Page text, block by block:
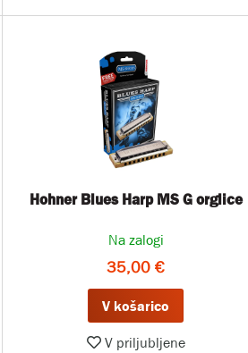
Hohner Blues Harp MS G orglice
Na zalogi
35,00 €
V košarico
V priljubljene